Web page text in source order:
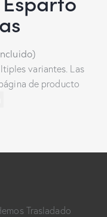
variantes. Las
de producto
Trasladado